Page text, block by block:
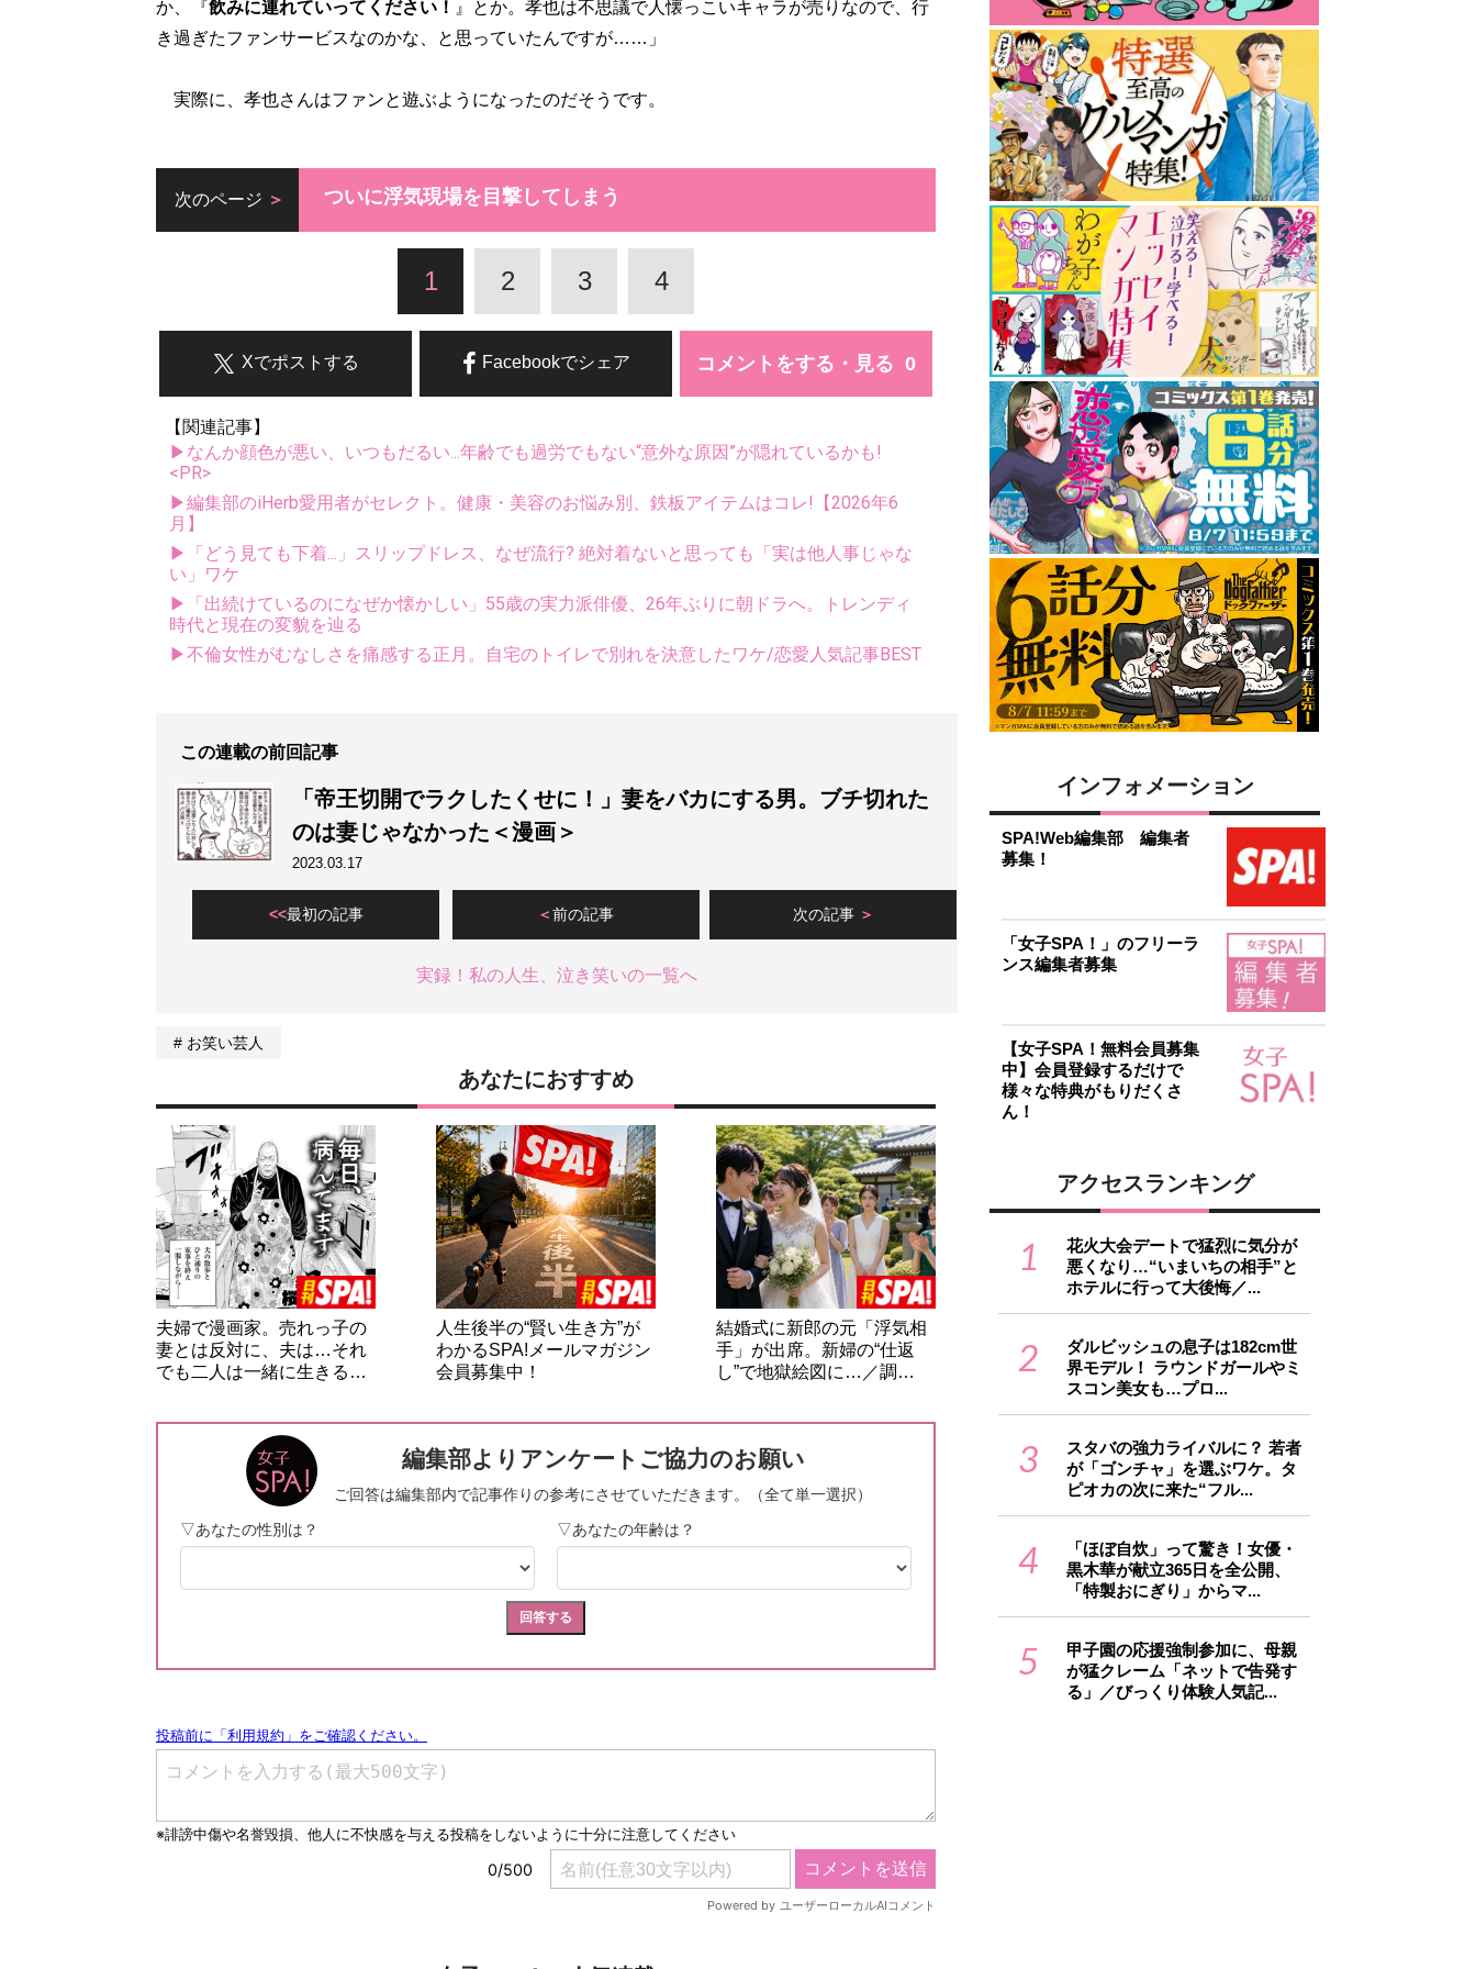
か、『飲みに連れていってください！ 』とか。孝也は不思議で人懐っこいキャラが売りなので、行
き過ぎたファンサービスなのかな、と思っていたんですが……」
実際に、孝也さんはファンと遊ぶようになったのだそうです。
次のページ ついに浮気現場を目撃してしまう
1 2 3 4
コメントをする・見る
Facebookでシェア
Xでポストする
【関連記事】
▶なんか顔色が悪い、いつもだるい...年齢でも過労でもない“意外な原因”が隠れているかも!
<PR>
▶編集部のiHerb愛用者がセレクト。健康・美容のお悩み別、鉄板アイテムはコレ!【2026年6
月】
▶「どう見ても下着...」スリップドレス、なぜ流行? 絶対着ないと思っても「実は他人事じゃな
い」ワケ
▶「出続けているのになぜか懐かしい」55歳の実力派俳優、26年ぶりに朝ドラへ。トレンディ
時代と現在の変貌を辿る
▶不倫女性がむなしさを痛感する正月。自宅のトイレで別れを決意したワケ/恋愛人気記事BEST
この連載の前回記事
「帝王切開でラクしたくせに！」妻をバカにする男。ブチ切れた
のは妻じゃなかった＜漫画＞
2023.03.17
最初の記事 前の記事 次の記事
実録！私の人生、泣き笑いの一覧へ
お笑い芸人
あなたにおすすめ
夫婦で漫画家。売れっ子の
妻とは反対に、夫は…それ
でも二人は一緒に生きる…
人生後半の“賢い生き方”が
わかるSPA!メールマガジン
会員募集中！
結婚式に新郎の元「浮気相
手」が出席。新婦の“仕返
し”で地獄絵図に…／調…
インフォメーション
SPA!Web編集部 編集者
募集！
「女子SPA！」のフリーラ
ンス編集者募集
【女子SPA！無料会員募集
中】会員登録するだけで
様々な特典がもりだくさ
ん！
アクセスランキング
1
花火大会デートで猛烈に気分が
悪くなり…“いまいちの相手”と
ホテルに行って大後悔／...
2
ダルビッシュの息子は182cm世
界モデル！ ラウンドガールやミ
スコン美女も…プロ...
3
スタバの強力ライバルに？ 若者
が「ゴンチャ」を選ぶワケ。タ
ピオカの次に来た“フル...
4
「ほぼ自炊」って驚き！女優・
黒木華が献立365日を全公開、
「特製おにぎり」からマ...
5
甲子園の応援強制参加に、母親
が猛クレーム「ネットで告発す
る」／びっくり体験人気記...